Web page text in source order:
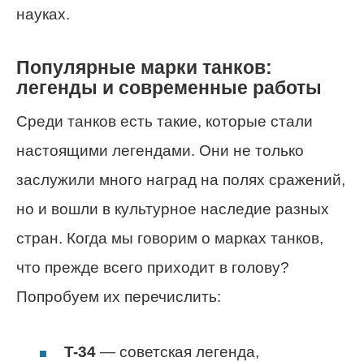
науках.
Популярные марки танков:
легенды и современные работы
Среди танков есть такие, которые стали
настоящими легендами. Они не только
заслужили много наград на полях сражений,
но и вошли в культурное наследие разных
стран. Когда мы говорим о марках танков,
что прежде всего приходит в голову?
Попробуем их перечислить:
T-34 — советская легенда,